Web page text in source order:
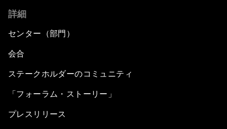
詳細
センター（部門）
会合
ステークホルダーのコミュニティ
「フォーラム・ストーリー」
プレスリリース